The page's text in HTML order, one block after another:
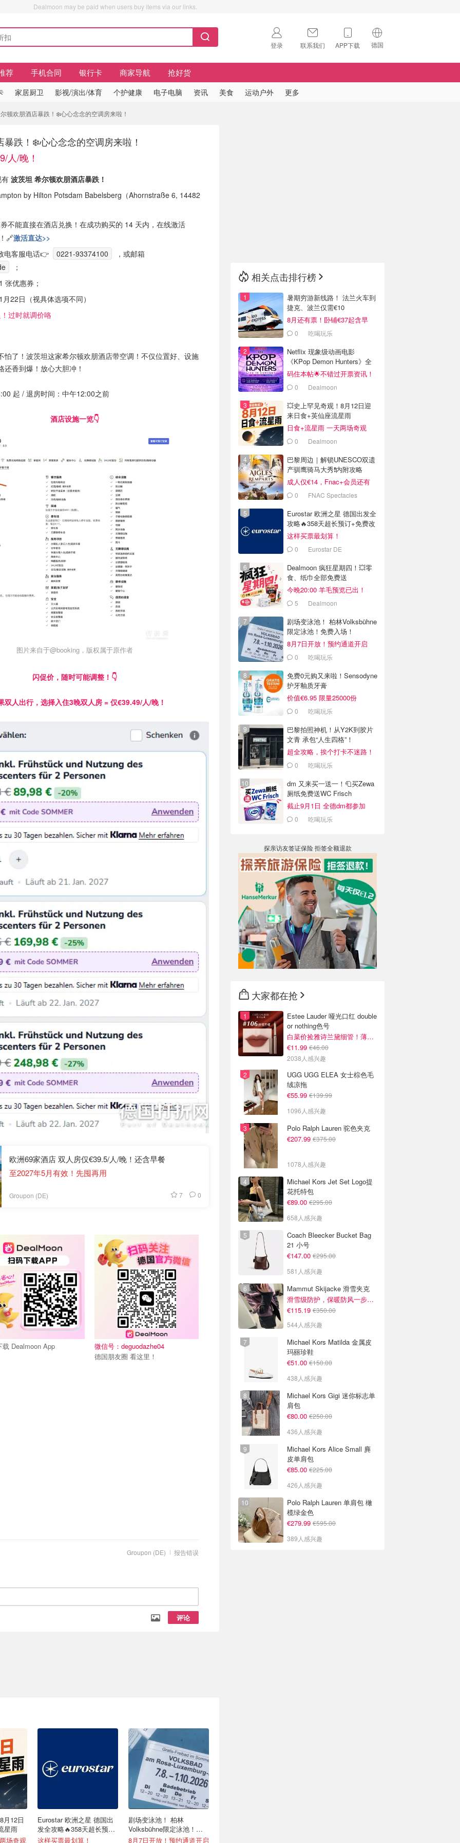
Dealmoon may be paid when users buy items via our links.
登录 联系我们 APP下载 德国
🇺🇸
荐 手机合同 银行卡 商家导航 抢好货
家居厨卫 影视/演出/体育 个护健康 电子电脑 资讯 美食 运动户外 更多
顿欢朋酒店暴跌！❄️心心念念的空调房来啦！
暴跌！❄️心心念念的空调房来啦！
人/晚！
波茨坦 希尔顿欢朋酒店暴跌！
by Hilton Potsdam Babelsberg（Ahornstraße 6, 14482
不能直接在酒店兑换！在成功购买的 14 天内，在线激活
🔗激活直达>>
电客服电话👉
0221-93374100
，或邮箱
；
张优惠券；
22日（视具体选项不同）
过时就调价咯
怕了！波茨坦这家希尔顿欢朋酒店带空调！不仅位置好、设施
还香到爆！放心大胆冲！
起 / 退房时间：中午12:00之前
酒店设施一览👇
图片来自于@booking，版权属于原作者
闪促价，随时可能调整！👇
双人出行，选择入住3晚双人房 = 仅€39.49/人/晚！
欧洲69家酒店 双人房仅€39.5/人/晚！还含早餐
至2027年5月有效！先囤再用
Groupon (DE) 7 0
载 Dealmoon App
关注我们~
微信号：deguodazhe04
德国朋友圈 看这里！
报告错误
Groupon (DE)
评论
月12日
星雨
场奇观
Eurostar 欧洲之星 德国出
发全攻略🔥358天超长预订
+免费改签
这样买票最划算！
剧场变泳池！ 柏林
Volksbühne限定泳池！免
费入场！
8月7日开放！预约通道开启
相关点击排行榜
暑期穷游新线路！ 法兰火车到
捷克、波兰仅需€10
8月还有票！卧铺€37起含早
0 吃喝玩乐
Netflix 现象级动画电影
《KPop Demon Hunters》全
球巡演官宣
码住本帖🌟不错过开票资讯！
0 Dealmoon
💥史上罕见奇观！8月12日迎
来日食+英仙座流星雨
日食+流星雨 一天两场奇观
0 Dealmoon
巴黎周边｜解锁UNESCO双遗
产驯鹰骑马大秀❗️内附攻略
成人仅€14，Fnac+会员还有
折！0 FNAC Spectacles
Eurostar 欧洲之星 德国出发全
攻略🔥358天超长预订+免费改
签
这样买票最划算！
0 Eurostar DE
Dealmoon 疯狂星期四！💥零
食、纸巾全部免费送
今晚20:00 羊毛预览已出！
5 Dealmoon
剧场变泳池！ 柏林Volksbühne
限定泳池！免费入场！
8月7日开放！预约通道开启
0 吃喝玩乐
免费0元购又来啦！Sensodyne
护牙釉质牙膏
价值€6.95 限量25000份
0 吃喝玩乐
巴黎拍照神机！从Y2K到胶片
文青 承包“人生四格”！
超全攻略，挨个打卡不迷路！
0 吃喝玩乐
dm 又来买一送一！🧻买Zewa
厕纸免费送WC Frisch
截止9月1日 全德dm都参加
0 吃喝玩乐
探亲访友签证保险 拒签全额退款
大家都在抢
Estee Lauder 哑光口红 double
or nothing色号
白菜价捡雅诗兰黛细管！薄涂没毛病
€11.99 €46.00
2038人感兴趣
UGG UGG ELEA 女士棕色毛
绒凉拖
€55.99 €139.99
1096人感兴趣
Polo Ralph Lauren 驼色夹克
€207.99 €375.00
1078人感兴趣
Michael Kors Jet Set Logo提
花托特包
€89.00 €295.00
658人感兴趣
Coach Bleecker Bucket Bag
21 小号
€147.00 €295.00
581人感兴趣
Mammut Skijacke 滑雪夹克
滑雪级防护，保暖防风一步到位！仅剩s！
€115.19 €350.00
544人感兴趣
Michael Kors Matilda 金属皮
玛丽珍鞋
€51.00 €150.00
438人感兴趣
Michael Kors Gigi 迷你标志单
肩包
€80.00 €250.00
436人感兴趣
Michael Kors Alice Small 麂
皮单肩包
€85.00 €225.00
426人感兴趣
Polo Ralph Lauren 单肩包 橄
榄绿金色
€279.99 €595.00
389人感兴趣